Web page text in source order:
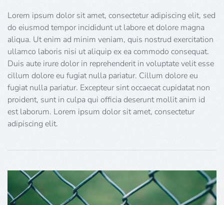
Lorem ipsum dolor sit amet, consectetur adipiscing elit, sed
do eiusmod tempor incididunt ut labore et dolore magna
aliqua. Ut enim ad minim veniam, quis nostrud exercitation
ullamco laboris nisi ut aliquip ex ea commodo consequat.
Duis aute irure dolor in reprehenderit in voluptate velit esse
cillum dolore eu fugiat nulla pariatur. Cillum dolore eu
fugiat nulla pariatur. Excepteur sint occaecat cupidatat non
proident, sunt in culpa qui officia deserunt mollit anim id
est laborum. Lorem ipsum dolor sit amet, consectetur
adipiscing elit.